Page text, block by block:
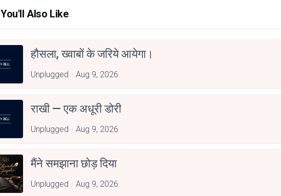
You'll Also Like
हौसला, ख्वाबों के जरिये आयेगा।
Unplugged Aug 9, 2026
राखी — एक अधूरी डोरी
Unplugged Aug 9, 2026
मैंने समझाना छोड़ दिया
Unplugged Aug 9, 2026